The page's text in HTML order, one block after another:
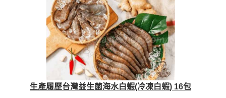
生產履歷台灣益生菌海水白蝦(冷凍白蝦) 16包